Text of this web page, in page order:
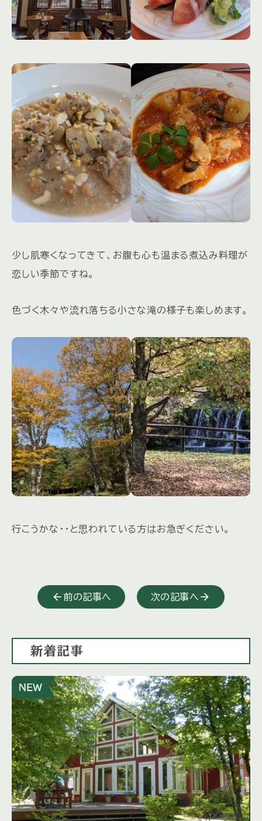
少し肌寒くなってきて、お腹も心も温まる煮込み料理が
恋しい季節ですね。
色づく木々や流れ落ちる小さな滝の様子も楽しめます。
行こうかな・・と思われている方はお急ぎください。
前の記事へ 次の記事へ
新着記事